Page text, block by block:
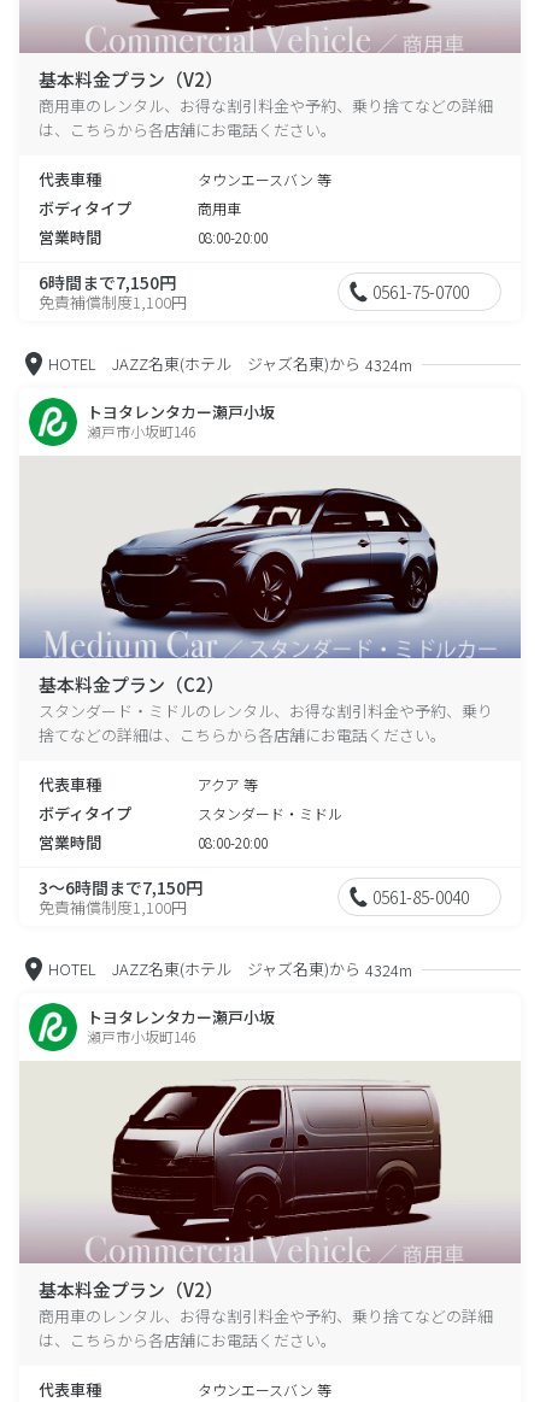
基本料金プラン（V2）
商用車のレンタル、お得な割引料金や予約、乗り捨てなどの詳細
は、こちらから各店舗にお電話ください。
代表車種 タウンエースバン 等
ボディタイプ 商用車
営業時間 08:00-20:00
6時間まで7,150円
免責補償制度1,100円 0561-75-0700
HOTEL JAZZ名東(ホテル ジャズ名東)から 4324m
トヨタレンタカー瀬戸小坂
瀬戸市小坂町146
基本料金プラン（C2）
スタンダード・ミドルのレンタル、お得な割引料金や予約、乗り
捨てなどの詳細は、こちらから各店舗にお電話ください。
代表車種 アクア 等
ボディタイプ スタンダード・ミドル
営業時間 08:00-20:00
3～6時間まで7,150円
免責補償制度1,100円 0561-85-0040
HOTEL JAZZ名東(ホテル ジャズ名東)から 4324m
トヨタレンタカー瀬戸小坂
瀬戸市小坂町146
基本料金プラン（V2）
商用車のレンタル、お得な割引料金や予約、乗り捨てなどの詳細
は、こちらから各店舗にお電話ください。
代表車種 タウンエースバン 等